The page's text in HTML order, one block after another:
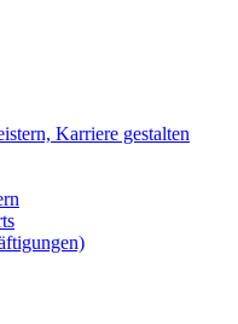
Karriere gestalten